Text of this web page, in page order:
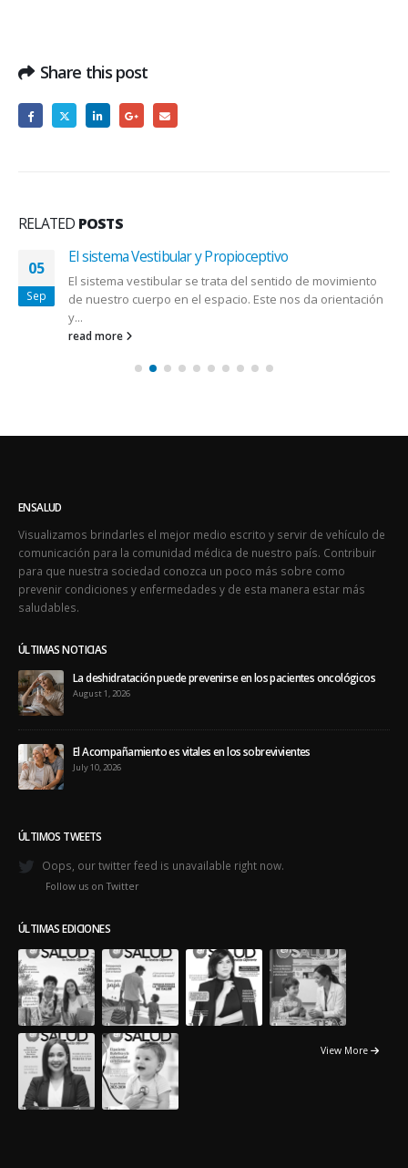
Share this post
RELATED POSTS
05
Sep
El sistema Vestibular y Propioceptivo
El sistema vestibular se trata del sentido de movimiento
de nuestro cuerpo en el espacio. Este nos da orientación
y...
read more
ENSALUD
Visualizamos brindarles el mejor medio escrito y servir de vehículo de
comunicación para la comunidad médica de nuestro país. Contribuir
para que nuestra sociedad conozca un poco más sobre como
prevenir condiciones y enfermedades y de esta manera estar más
saludables.
ÚLTIMAS NOTICIAS
La deshidratación puede prevenirse en los pacientes oncológicos
El Acompañamiento es vitales en los sobrevivientes
July 10, 2026
ÚLTIMOS TWEETS
Oops, our twitter feed is unavailable right now.
Follow us on Twitter
ÚLTIMAS EDICIONES
View More